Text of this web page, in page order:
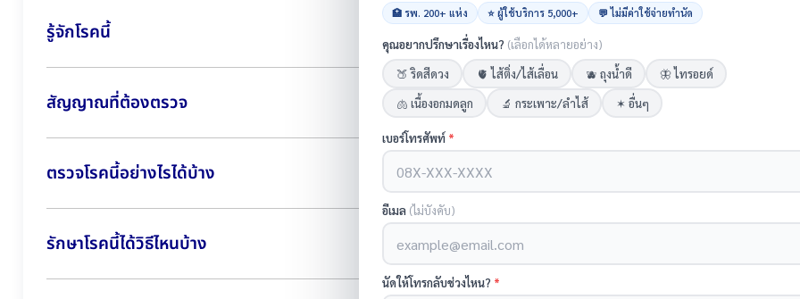
🏥 รพ. 200+ แห่ง ⭐ ผู้ใช้บริการ 5,000+ 💬 ไม่มีค่าใช้จ่ายทำนัด
คุณอยากปรึกษาเรื่องไหน? (เลือกได้หลายอย่าง)
🍑 ริดสีดวง
🫀 ไส้ติ่ง/ไส้เลื่อน 🫐 ถุงน้ำดี
🦋 ไทรอยด์
🫁 เนื้องอกมดลูก
🔬 กระเพาะ/ลำไส้ ✶ อื่นๆ
เบอร์โทรศัพท์ *
อีเมล (ไม่บังคับ)
นัดให้โทรกลับช่วงไหน? *
รู้จักโรคนี้
สัญญาณที่ต้องตรวจ
ตรวจโรคนี้อย่างไรได้บ้าง
รักษาโรคนี้ได้วิธีไหนบ้าง